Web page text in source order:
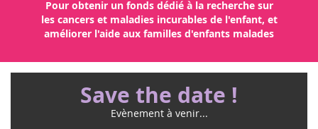
Pour obtenir un fonds dédié à la recherche sur
les cancers et maladies incurables de l'enfant, et
améliorer l'aide aux familles d'enfants malades
Save the date !
Evènement à venir...